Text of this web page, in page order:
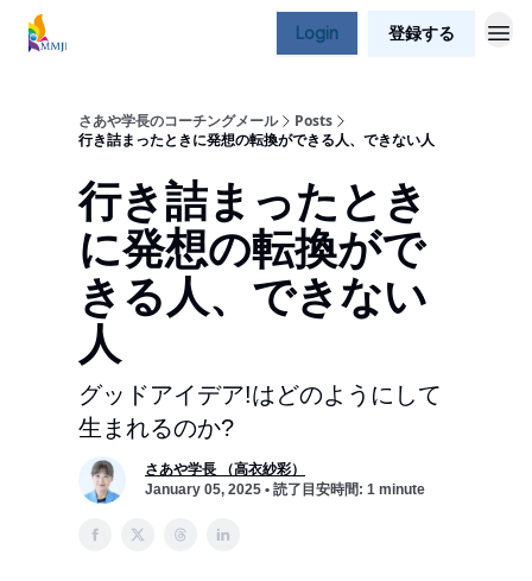
Login 登録する
さあや学長のコーチングメール
Posts
行き詰まったときに発想の転換ができる人、できない人
行き詰まったとき
に発想の転換がで
きる人、できない
人
グッドアイデア!はどのようにして
生まれるのか?
さあや学長 （高衣紗彩）
January 05, 2025 • 読了目安時間: 1 minute